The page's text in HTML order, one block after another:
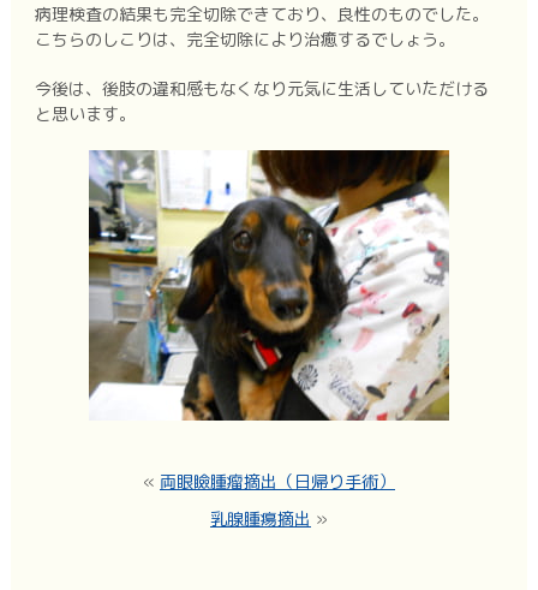
病理検査の結果も完全切除できており、良性のものでした。
こちらのしこりは、完全切除により治癒するでしょう。
今後は、後肢の違和感もなくなり元気に生活していただける
と思います。
« 両眼瞼腫瘤摘出（日帰り手術）
乳腺腫瘍摘出 »